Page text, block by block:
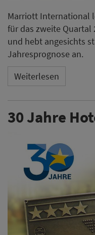
Marriott International
für das zweite Quartal
und hebt angesichts
Jahresprognose an.
Weiterlesen
30 Jahre